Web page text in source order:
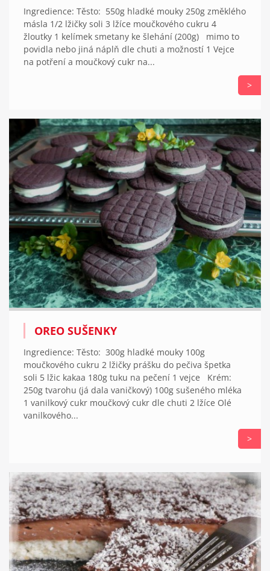
Ingredience: Těsto: 550g hladké mouky 250g změklého
másla 1/2 lžičky soli 3 lžíce moučkového cukru 4
žloutky 1 kelímek smetany ke šlehání (200g) mimo to
povidla nebo jiná náplň dle chuti a možností 1 Vejce
na potření a moučkový cukr na...
>
OREO SUŠENKY
Ingredience: Těsto: 300g hladké mouky 100g
moučkového cukru 2 lžičky prášku do pečiva špetka
soli 5 lžic kakaa 180g tuku na pečení 1 vejce Krém:
250g tvarohu (já dala vaničkový) 100g sušeného mléka
1 vanilkový cukr moučkový cukr dle chuti 2 lžíce Olé
vanilkového...
>